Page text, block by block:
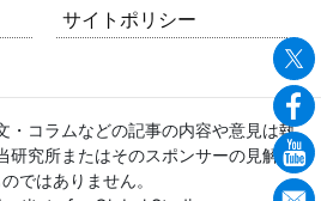
サイトポリシー
・コラムなどの記事の内容や意見は執
研究所またはそのスポンサーの見解を
ではありません。